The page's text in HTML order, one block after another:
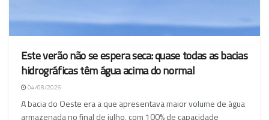
Este verão não se espera seca: quase todas as bacias
hidrográficas têm água acima do normal
04/08/2026
A bacia do Oeste era a que apresentava maior volume de água
armazenada no final de julho, com 100% de capacidade